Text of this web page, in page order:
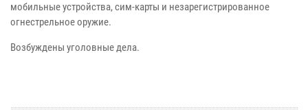
мобильные устройства, сим-карты и незарегистрированное
огнестрельное оружие.
Возбуждены уголовные дела.